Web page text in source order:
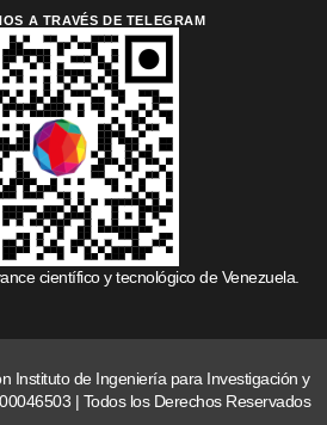
A TRAVÉS DE TELEGRAM
científico y tecnológico de Venezuela.
Instituto de Ingeniería para Investigación y
| Todos los Derechos Reservados